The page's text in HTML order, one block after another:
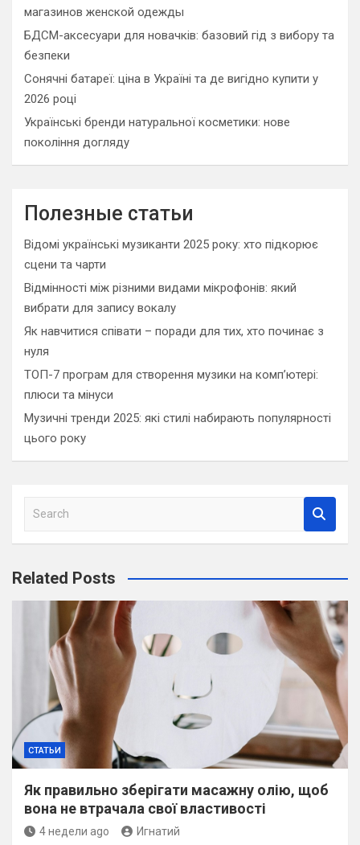
магазинов женской одежды
БДСМ-аксесуари для новачків: базовий гід з вибору та
безпеки
Сонячні батареї: ціна в Україні та де вигідно купити у
2026 році
Українські бренди натуральної косметики: нове
покоління догляду
Полезные статьи
Відомі українські музиканти 2025 року: хто підкорює
сцени та чарти
Відмінності між різними видами мікрофонів: який
вибрати для запису вокалу
Як навчитися співати – поради для тих, хто починає з
нуля
ТОП-7 програм для створення музики на комп’ютері:
плюси та мінуси
Музичні тренди 2025: які стилі набирають популярності
цього року
a
c
Related Posts
СТАТЬИ
Як правильно зберігати масажну олію, щоб
вона не втрачала свої властивості
4 недели ago Игнатий